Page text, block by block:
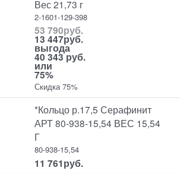
Вес 21,73 г
2-1601-129-398
53 790руб.
13 447руб.
выгода
40 343 руб.
или
75%
Скидка 75%
*Кольцо р.17,5 Серафинит
АРТ 80-938-15,54 ВЕС 15,54
Г
80-938-15,54
11 761руб.